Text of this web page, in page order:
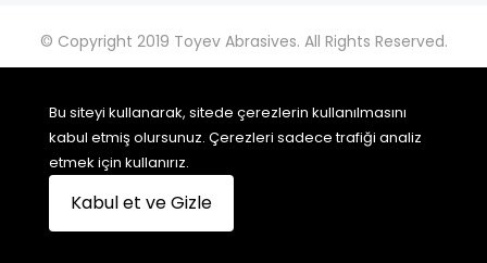
© Copyright 2019 Toyev Abrasives. All Rights Reserved.
Toyev bir Egeli Polisaj markasıdır.
Gizlilik Politikası -
Bu siteyi kullanarak, sitede çerezlerin kullanılmasını
kabul etmiş olursunuz. Çerezleri sadece trafiği analiz
etmek için kullanırız.
Kabul et ve Gizle